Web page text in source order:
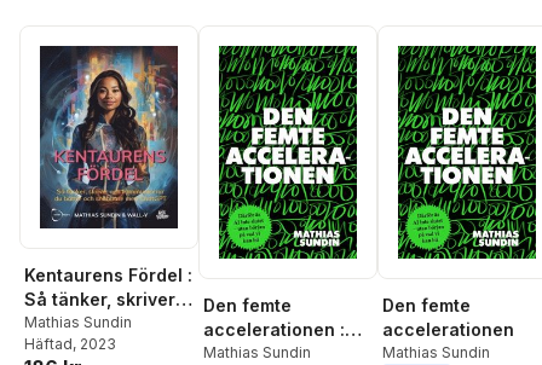
Kentaurens Fördel :
Så tänker, skriver
och kommunicerar
du bättre och
Mathias Sundin
Häftad, 2023
Den femte
accelerationen :
därför är AI inte
Mathias Sundin
Den femte
accelerationen
Mathias Sundin